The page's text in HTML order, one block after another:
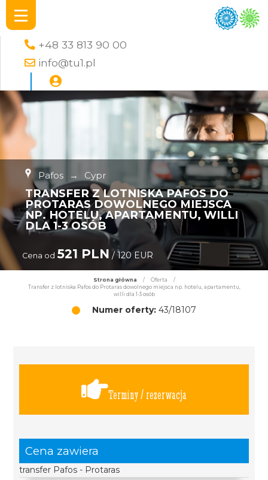
+48 33 813 90 00
info@tu1.pl
Pafos → Cypr
TRANSFER Z LOTNISKA PAFOS DO
PROTARAS DOWOLNEGO MIEJSCA
NP. HOTELU, APARTAMENTU, WILLI
DLA 1-3 OSÓB
Cena od 521 PLN / 120 EUR
Strona główna / Oferta
/
Transfer z lotniska Pafos do Protaras dowolnego miejsca np. hotelu, apartamentu,
willi dla 1-3 osób
Numer oferty: 43/18107
Terminy / rezerwacja
Cena zawiera
transfer Pafos - Protaras